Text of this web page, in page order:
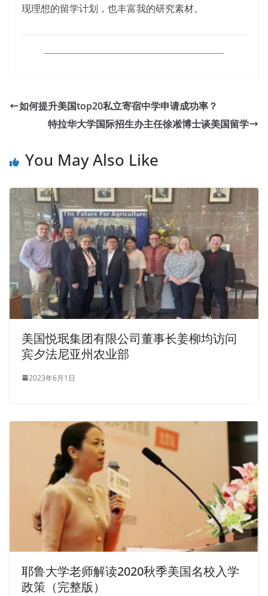
现理想的留学计划，也丰富我的研究素材。
如何提升美国top20私立寄宿中学申请成功率？
特拉华大学国际招生办主任徐凇博士谈美国留学
You May Also Like
美国悦珉集团有限公司董事长姜柳均访问
宾夕法尼亚州农业部
2023年6月1日
耶鲁大学老师解读2020秋季美国名校入学
政策（完整版）